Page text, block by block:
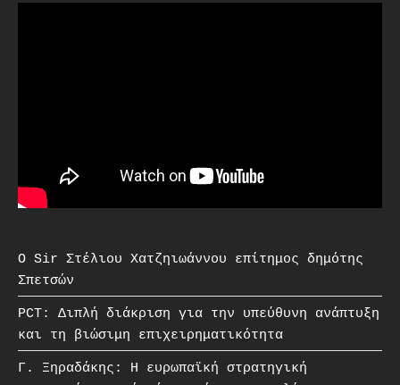
O Sir Στέλιου Χατζηιωάννου επίτημος δημότης
Σπετσών
PCT: Διπλή διάκριση για την υπεύθυνη ανάπτυξη
και τη βιώσιμη επιχειρηματικότητα
Γ. Ξηραδάκης: Η ευρωπαϊκή στρατηγική